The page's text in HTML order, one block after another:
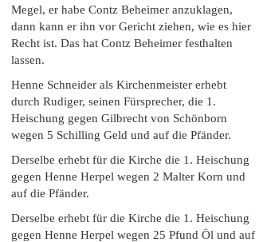
Megel, er habe Contz Beheimer anzuklagen,
dann kann er ihn vor Gericht ziehen, wie es hier
Recht ist. Das hat Contz Beheimer festhalten
lassen.
Henne Schneider als Kirchenmeister erhebt
durch Rudiger, seinen Fürsprecher, die 1.
Heischung gegen Gilbrecht von Schönborn
wegen 5 Schilling Geld und auf die Pfänder.
Derselbe erhebt für die Kirche die 1. Heischung
gegen Henne Herpel wegen 2 Malter Korn und
auf die Pfänder.
Derselbe erhebt für die Kirche die 1. Heischung
gegen Henne Herpel wegen 25 Pfund Öl und auf